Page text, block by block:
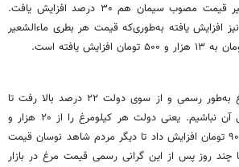
همچنین طی هفته‌های اخیر قیمت مصوب سیمان هم ۳۰ درصد افزایش یافت.
افزایش یافته به‌طوری‌که قیمت هر بطری ماءالشعیر
امسال همچنین قیمت مرغ به‌طور رسمی ‌و از سوی دولت ۲۲ درصد بالا رفت تا
دیگر شاهد گرانی غیررسمی ‌آن نباشیم. یعنی دولت هر کیلومرغ را از ۲۰ هزار و
۴۰۰ تومان به ۲۴ هزار و ۹۰۰ تومان افزایش داد تا دیگر مردم شاهد نوسان قیمت
چند روز پس از این گرانی رسمی ‌قیمت مرغ در بازار